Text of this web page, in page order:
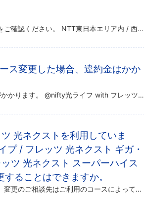
移転の内容により、お手続きの方法が異なります。以下をご確認ください。 NTT東日本エリア内 / 西日本エリア内でのお引越しの場合 以下のページからお手続きください。 お客様情報 / お手続き NTT東日本 / 西日本エリ […]
ス変更した場合、違約金はかか
2年割プランをご利用の場合は、途中解約すると違約金がかかります。 @nifty光ライフ with フレッツのホームタイプには「標準プラン」および「2年割プラン」があります。 マンションタイプには2年割プランはありません。 […]
光ネクストを利用していま
プ / フレッツ 光ネクスト ギガ・
ツ 光ネクスト スーパーハイス
ることはできますか。
マンション設備によっては、変更可能な場合があります。変更のご相談先はご利用のコースによって異なりますので、ご契約内容をご確認の上、各お問い合わせ窓口までご連絡ください。 ご利用コースの確認方法 以下ページにログインし、「 […]